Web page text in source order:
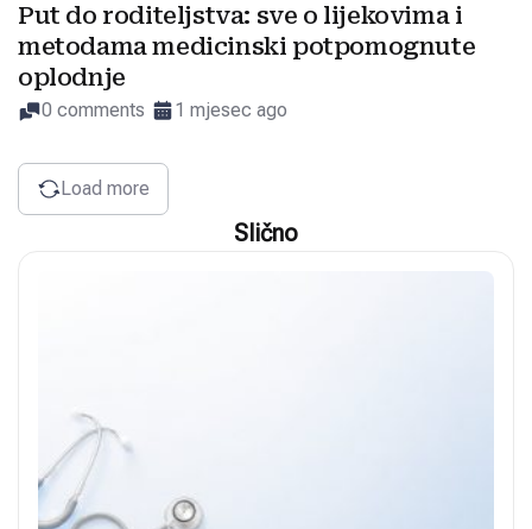
Put do roditeljstva: sve o lijekovima i
metodama medicinski potpomognute
oplodnje
0 comments 1 mjesec ago
Load more
Slično